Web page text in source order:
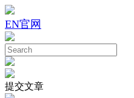
EN官网
提交文章